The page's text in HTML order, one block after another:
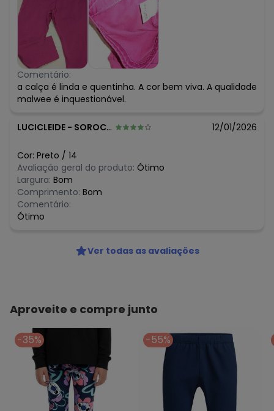
Comentário:
a calça é linda e quentinha. A cor bem viva. A qualidade
malwee é inquestionável.
LUCICLEIDE - SOROCABA - SP 12/01/2026
Cor: Preto / 14
Avaliação geral do produto: Ótimo
Largura: Bom
Comprimento: Bom
Comentário:
Ótimo
Ver todas as avaliações
Aproveite e compre junto
-35% -55%